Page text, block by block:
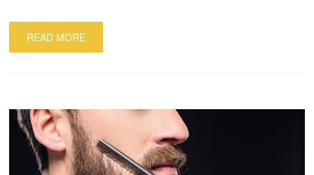
READ MORE